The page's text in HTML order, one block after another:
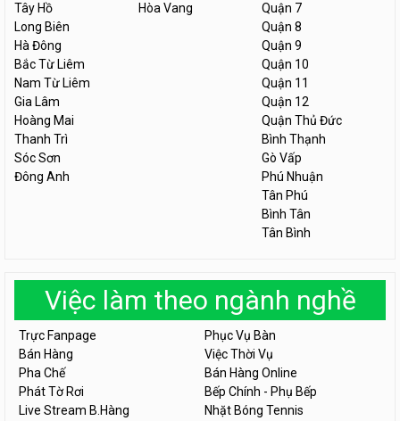
Tây Hồ
Long Biên
Hà Đông
Bắc Từ Liêm
Nam Từ Liêm
Gia Lâm
Hoàng Mai
Thanh Trì
Sóc Sơn
Đông Anh
Hòa Vang
Quận 7
Quận 8
Quận 9
Quận 10
Quận 11
Quận 12
Quận Thủ Đức
Bình Thạnh
Gò Vấp
Phú Nhuận
Tân Phú
Bình Tân
Tân Bình
Việc làm theo ngành nghề
Trực Fanpage
Phục Vụ Bàn
Bán Hàng
Việc Thời Vụ
Pha Chế
Bán Hàng Online
Phát Tờ Rơi
Bếp Chính - Phụ Bếp
Live Stream B.Hàng
Nhặt Bóng Tennis